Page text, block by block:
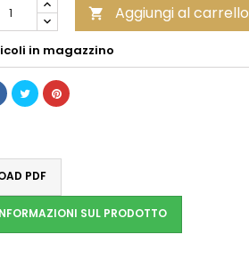
 Aggiungi al carrello
in magazzino
PDF
SUL PRODOTTO